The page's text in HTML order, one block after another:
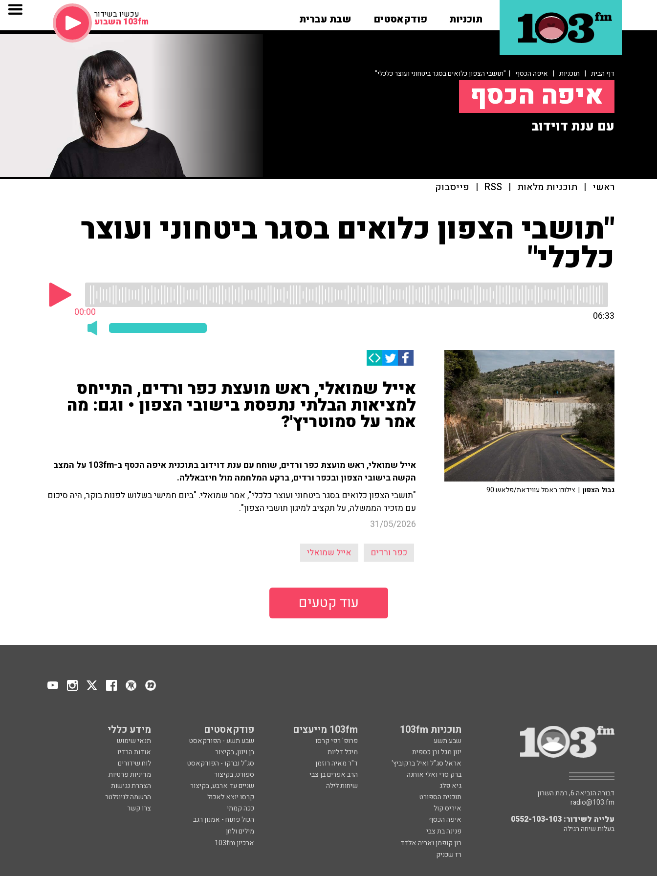
תוכניות פודקאסטים שבת עברית עכשיו בשידור
103fm השבוע
דף הבית | תוכניות | איפה הכסף | "תושבי הצפון כלואים בסגר ביטחוני ועוצר כלכלי"
איפה הכסף
עם ענת דוידוב
ראשי | תוכניות מלאות |
RSS
| פייסבוק
"תושבי הצפון כלואים בסגר ביטחוני ועוצר
כלכלי"
00:00 06:33
אייל שמואלי, ראש מועצת כפר ורדים, התייחס
למציאות הבלתי נתפסת בישובי הצפון • וגם: מה
אמר על סמוטריץ'?
אייל שמואלי, ראש מועצת כפר ורדים, שוחח עם ענת דוידוב בתוכנית איפה הכסף ב-103fm על המצב
הקשה בישובי הצפון ובכפר ורדים, ברקע המלחמה מול חיזבאללה.
"תושבי הצפון כלואים בסגר ביטחוני ועוצר כלכלי", אמר שמואלי. "ביום חמישי בשלוש לפנות בוקר, היה סיכום
עם מזכיר הממשלה, על תקציב למיגון תושבי הצפון".
31/05/2026
כפר ורדים אייל שמואלי
גבול הצפון | צילום: באסל עווידאת/פלאש 90
עוד קטעים
תוכניות 103fm 103fm מייעצים פודקאסטים מידע כללי
שבע תשע פרופ' רפי קרסו שבע תשע - הפודקאסט
תנאי שימוש
ינון מגל ובן כספית
מיכל דליות בן וינון, בקיצור
אודות הרדיו
אראל סג"ל ואיל ברקוביץ'
ד"ר מאיה רוזמן סג"ל וברקו - הפודקאסט
לוח שידורים
ברק סרי ואלי אוחנה
הרב אפרים בן צבי ספורט, בקיצור
מדיניות פרטיות
גיא פלג
שיחות לילה שניים עד ארבע, בקיצור
הצהרת נגישות
תוכנית הספורט
קרסו יוצא לאכול
הרשמה לניוזלטר
איריס קול
ככה קמתי
צרו קשר
איפה הכסף
הכול פתוח - אמנון רגב
פנינה בת צבי
מילים ולחן
רון קופמן ואריה אלדד
ארכיון 103fm
רז שכניק
דבורה הנביאה 6, רמת השרון
radio@103.fm
עלייה לשידור: 0552-103-103
בעלות שיחה רגילה